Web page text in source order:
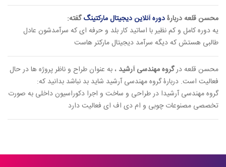
محسن قلعه دربارۀدوره آنلاین دیجیتال مارکتینگگفته:
یه دوره کامل و کم نظیر با اساتید کار بلد و حرفه ای که سرآمدشون عادل
طالبی هستش که دیگه سرآمد دیجیتال مارکتر هاست
محسن قلعه درگروه مهندسی آرشید ، به عنوان طراح و ناظر پروژه ها در حال
فعالیت است. دربارۀ گروه مهندسی آرشید شاید بد نباشد بدانید که:
گروه مهندسی آرشیدا در طراحی و ساخت و اجرا دکوراسیون داخلی به صورت
تخصصی مصنوعات چوبی و ام دی اف ای فعالیت دارد